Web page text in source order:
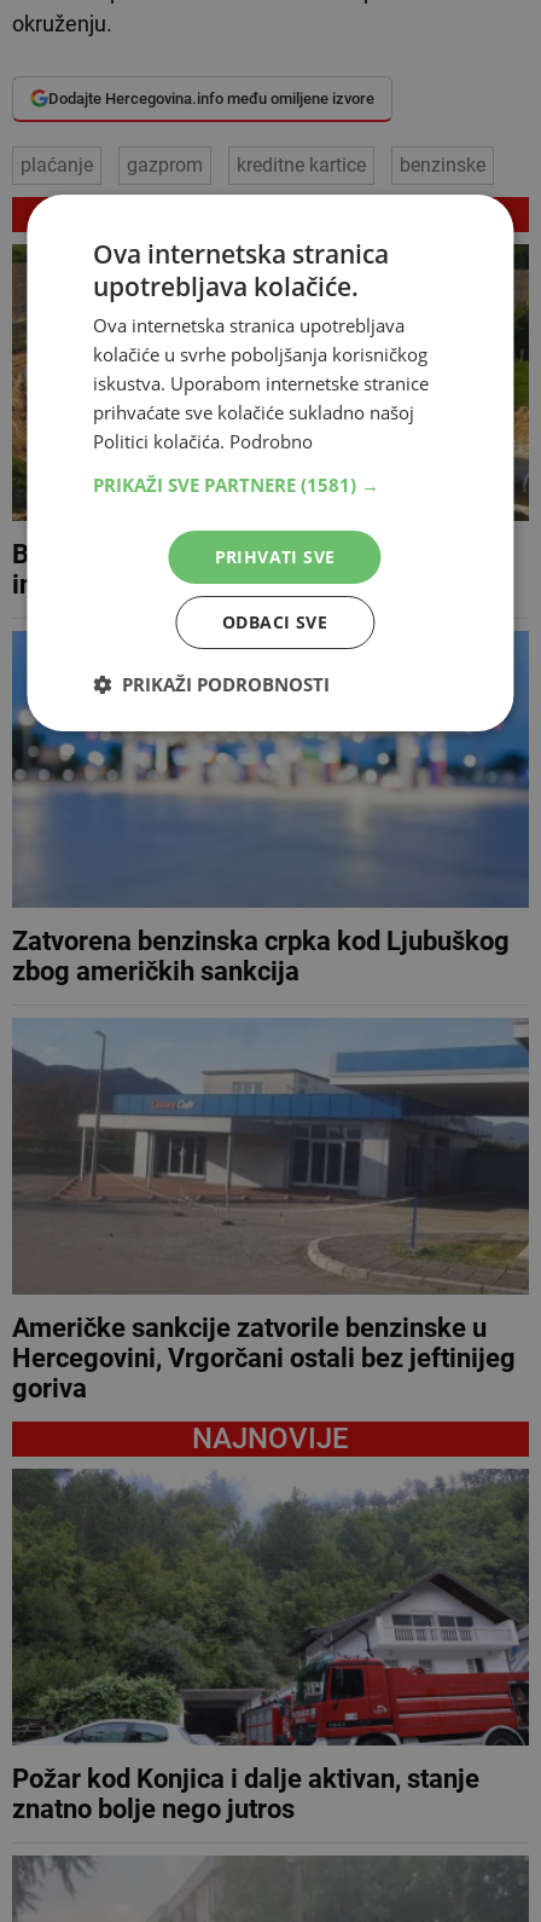
okruženju.
Dodajte Hercegovina.info među omiljene izvore
plaćanje gazprom kreditne kartice benzinske
BH Gas nije jedini investitor za Južnu
interkonekciju
Zatvorena benzinska crpka kod Ljubuškog
zbog američkih sankcija
Američke sankcije zatvorile benzinske u
Hercegovini, Vrgorčani ostali bez jeftinijeg
goriva
NAJNOVIJE
Požar kod Konjica i dalje aktivan, stanje
znatno bolje nego jutros
Ova internetska stranica
upotrebljava kolačiće.
Ova internetska stranica upotrebljava
kolačiće u svrhe poboljšanja korisničkog
iskustva. Uporabom internetske stranice
prihvaćate sve kolačiće sukladno našoj
Politici kolačića. Podrobno
PRIKAŽI SVE PARTNERE (1581) →
PRIHVATI SVE
ODBACI SVE
PRIKAŽI PODROBNOSTI